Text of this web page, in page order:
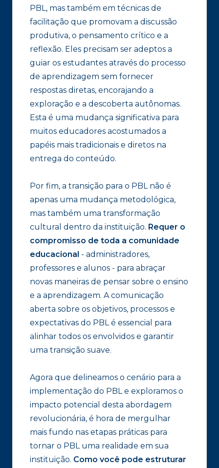
PBL, mas também em técnicas de
facilitação que promovam a discussão
produtiva, o pensamento crítico e a
reflexão. Eles precisam ser adeptos a
guiar os estudantes através do processo
de aprendizagem sem fornecer
respostas diretas, encorajando a
exploração e a descoberta autônomas.
Esta é uma mudança significativa para
muitos educadores acostumados a
papéis mais tradicionais e diretos na
entrega do conteúdo.
Por fim, a transição para o PBL não é
apenas uma mudança metodológica,
mas também uma transformação
cultural dentro da instituição. Requer o
compromisso de toda a comunidade
educacional - administradores,
professores e alunos - para abraçar
novas maneiras de pensar sobre o ensino
e a aprendizagem. A comunicação
aberta sobre os objetivos, processos e
expectativas do PBL é essencial para
alinhar todos os envolvidos e garantir
uma transição suave.
Agora que delineamos o cenário para a
implementação do PBL e exploramos o
impacto potencial desta abordagem
revolucionária, é hora de mergulhar
mais fundo nas etapas práticas para
tornar o PBL uma realidade em sua
instituição. Como você pode estruturar